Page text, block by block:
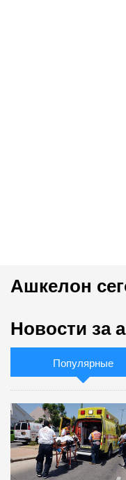
Ашкелон
Новости за
Популярные